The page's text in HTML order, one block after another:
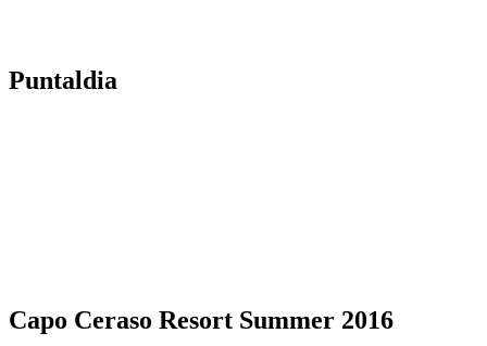
Puntaldia
Capo Ceraso Resort Summer 2016